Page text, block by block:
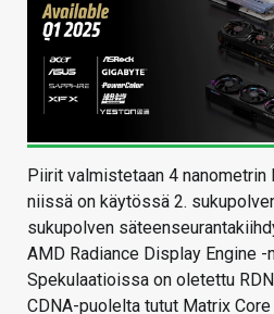
Piirit valmistetaan 4
niissä on käytössä 2.
sukupolven
AMD Radiance Display Engine -
Spekulaatioissa on oletettu
CDNA-puolelta tutut Matrix